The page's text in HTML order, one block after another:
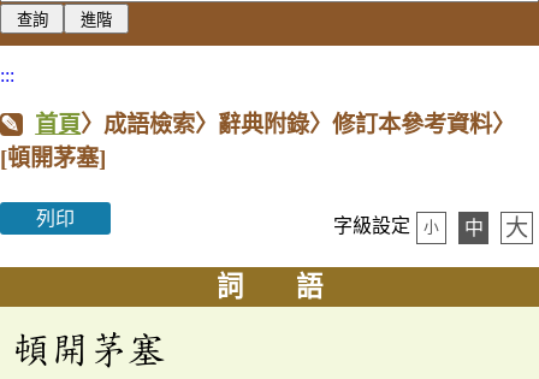
:::
首頁〉成語檢索〉辭典附錄〉修訂本參考資料〉
[頓開茅塞]
列印 字級設定 小 中 大
詞 語
頓開茅塞